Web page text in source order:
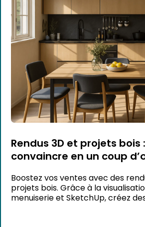
Rendus 3D et projets bois :
convaincre en un coup
Boostez vos ventes avec des
projets bois. Grâce à la
menuiserie et SketchUp, créez